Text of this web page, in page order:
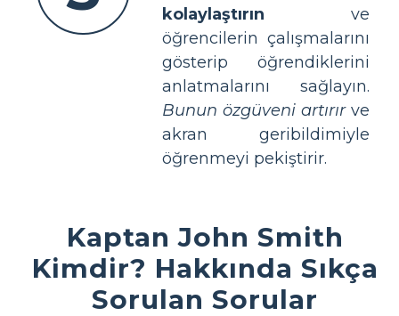
kolaylaştırın ve
öğrencilerin çalışmalarını
gösterip öğrendiklerini
anlatmalarını sağlayın.
Bunun özgüveni artırırve
akran geribildimiyle
öğrenmeyi pekiştirir.
Kaptan John Smith
Kimdir? Hakkında Sıkça
Sorulan Sorular